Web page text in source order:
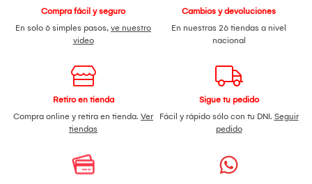
Compra fácil y seguro
En solo 6 simples pasos, ve nuestro
video
Cambios y devoluciones
En nuestras 26 tiendas a nivel
nacional
Retiro en tienda
Compra online y retira en tienda. Ver
tiendas
Sigue tu pedido
Fácil y rápido sólo con tu DNI. Seguir
pedido